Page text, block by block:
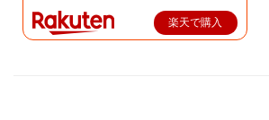
楽天で購入